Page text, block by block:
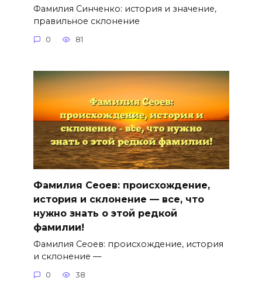
Фамилия Синченко: история и значение,
правильное склонение
0 81
Фамилия Сеоев: происхождение,
история и склонение — все, что
нужно знать о этой редкой
фамилии!
Фамилия Сеоев: происхождение, история
и склонение —
0 38